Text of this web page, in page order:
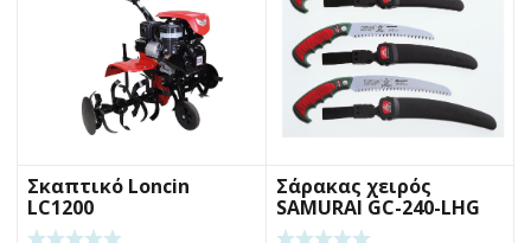
Σκαπτικό Loncin
LC1200
Σάρακας χειρός
SAMURAI GC-240-LHG
24cm